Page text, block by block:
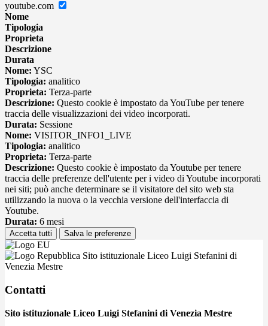
youtube.com
Nome
Tipologia
Proprieta
Descrizione
Durata
Nome: YSC
Tipologia: analitico
Proprieta: Terza-parte
Descrizione: Questo cookie è impostato da YouTube per tenere
traccia delle visualizzazioni dei video incorporati.
Durata: Sessione
Nome: VISITOR_INFO1_LIVE
Tipologia: analitico
Proprieta: Terza-parte
Descrizione: Questo cookie è impostato da Youtube per tenere
traccia delle preferenze dell'utente per i video di Youtube incorporati
nei siti; può anche determinare se il visitatore del sito web sta
utilizzando la nuova o la vecchia versione dell'interfaccia di
Youtube.
Durata: 6 mesi
Accetta tutti Salva le preferenze
Sito istituzionale Liceo Luigi Stefanini di
Venezia Mestre
Contatti
Sito istituzionale Liceo Luigi Stefanini di Venezia Mestre